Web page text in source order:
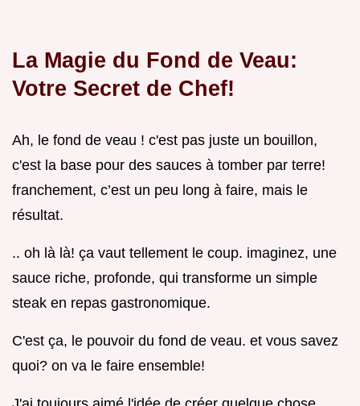
La Magie du Fond de Veau:
Votre Secret de Chef!
Ah, le fond de veau ! c'est pas juste un bouillon,
c'est la base pour des sauces à tomber par terre!
franchement, c’est un peu long à faire, mais le
résultat.
.. oh là là! ça vaut tellement le coup. imaginez, une
sauce riche, profonde, qui transforme un simple
steak en repas gastronomique.
C'est ça, le pouvoir du fond de veau. et vous savez
quoi? on va le faire ensemble!